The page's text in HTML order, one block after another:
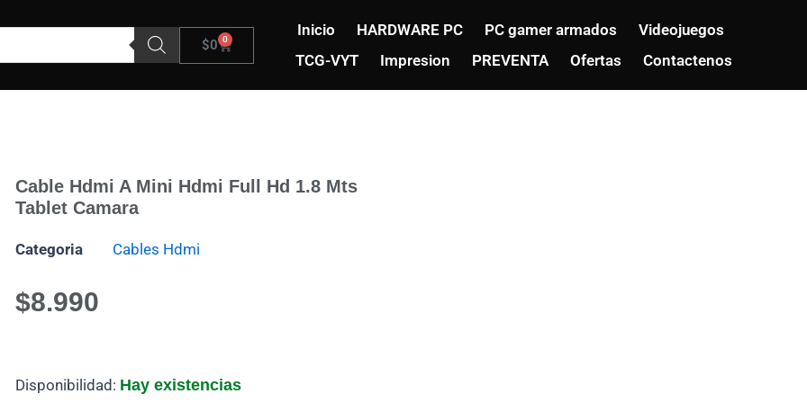
$0 0
Carrito
Inicio HARDWARE PC PC gamer armados
Videojuegos
TCG-VYT
Impresion PREVENTA Ofertas Contactenos
Cable Hdmi A Mini Hdmi Full Hd 1.8 Mts
Tablet Camara
Categoria Cables Hdmi
$8.990
Disponibilidad: Hay existencias
Cable
Hdmi